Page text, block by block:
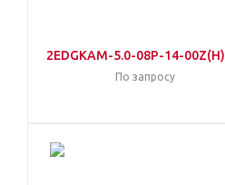
2EDGKAM-5.0-08P-14-00Z(H)
По запросу